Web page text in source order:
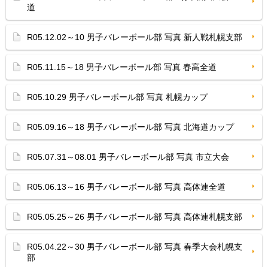
道
R05.12.02～10 男子バレーボール部 写真 新人戦札幌支部
R05.11.15～18 男子バレーボール部 写真 春高全道
R05.10.29 男子バレーボール部 写真 札幌カップ
R05.09.16～18 男子バレーボール部 写真 北海道カップ
R05.07.31～08.01 男子バレーボール部 写真 市立大会
R05.06.13～16 男子バレーボール部 写真 高体連全道
R05.05.25～26 男子バレーボール部 写真 高体連札幌支部
R05.04.22～30 男子バレーボール部 写真 春季大会札幌支
部